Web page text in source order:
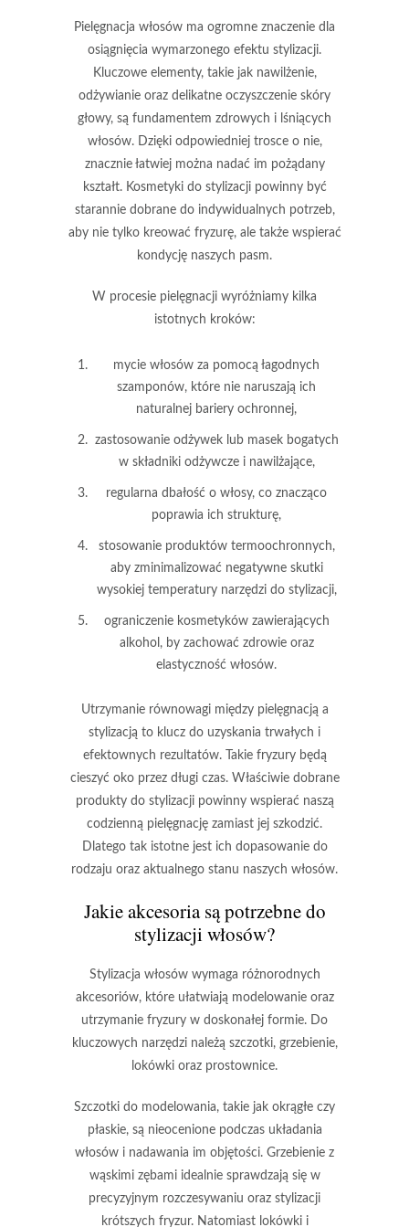
Pielęgnacja włosów ma ogromne znaczenie dla
osiągnięcia wymarzonego efektu stylizacji.
Kluczowe elementy, takie jak nawilżenie,
odżywianie oraz delikatne oczyszczenie skóry
głowy, są fundamentem zdrowych i lśniących
włosów. Dzięki odpowiedniej trosce o nie,
znacznie łatwiej można nadać im pożądany
kształt. Kosmetyki do stylizacji powinny być
starannie dobrane do indywidualnych potrzeb,
aby nie tylko kreować fryzurę, ale także wspierać
kondycję naszych pasm.
W procesie pielęgnacji wyróżniamy kilka
istotnych kroków:
mycie włosów za pomocą łagodnych
szamponów, które nie naruszają ich
naturalnej bariery ochronnej,
zastosowanie odżywek lub masek bogatych
w składniki odżywcze i nawilżające,
regularna dbałość o włosy, co znacząco
poprawia ich strukturę,
stosowanie produktów termoochronnych,
aby zminimalizować negatywne skutki
wysokiej temperatury narzędzi do stylizacji,
ograniczenie kosmetyków zawierających
alkohol, by zachować zdrowie oraz
elastyczność włosów.
Utrzymanie równowagi między pielęgnacją a
stylizacją to klucz do uzyskania trwałych i
efektownych rezultatów. Takie fryzury będą
cieszyć oko przez długi czas. Właściwie dobrane
produkty do stylizacji powinny wspierać naszą
codzienną pielęgnację zamiast jej szkodzić.
Dlatego tak istotne jest ich dopasowanie do
rodzaju oraz aktualnego stanu naszych włosów.
Jakie akcesoria są potrzebne do
stylizacji włosów?
Stylizacja włosówwymaga różnorodnych
akcesoriów, które ułatwiają modelowanie oraz
utrzymanie fryzury w doskonałej formie. Do
kluczowych narzędzi należą szczotki, grzebienie,
lokówki oraz prostownice.
Szczotki do modelowania, takie jak okrągłe czy
płaskie, są nieocenione podczas układania
włosów i nadawania im objętości. Grzebienie z
wąskimi zębamiidealnie sprawdzają się w
precyzyjnym rozczesywaniu oraz stylizacji
krótszych fryzur. Natomiast lokówkii